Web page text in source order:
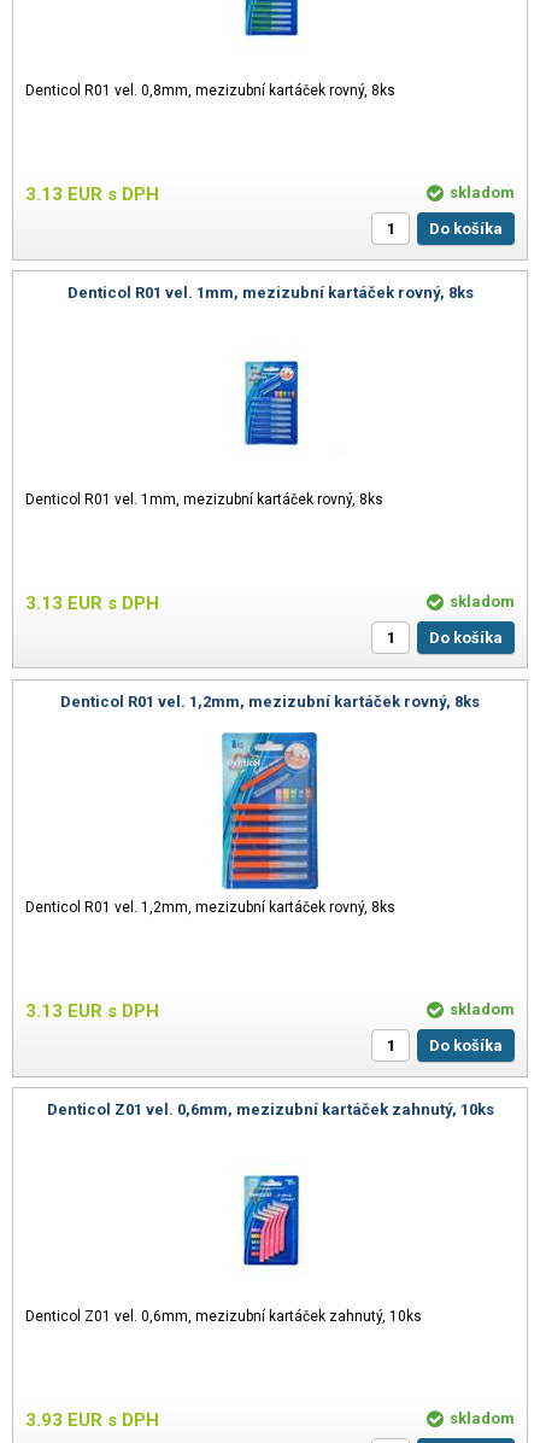
Denticol R01 vel. 0,8mm, mezizubní kartáček rovný, 8ks
3.13 EUR s DPH
skladom
Do košíka
Denticol R01 vel. 1mm, mezizubní kartáček rovný, 8ks
Denticol R01 vel. 1mm, mezizubní kartáček rovný, 8ks
3.13 EUR s DPH
skladom
Do košíka
Denticol R01 vel. 1,2mm, mezizubní kartáček rovný, 8ks
Denticol R01 vel. 1,2mm, mezizubní kartáček rovný, 8ks
3.13 EUR s DPH
skladom
Do košíka
Denticol Z01 vel. 0,6mm, mezizubní kartáček zahnutý, 10ks
Denticol Z01 vel. 0,6mm, mezizubní kartáček zahnutý, 10ks
3.93 EUR s DPH
skladom